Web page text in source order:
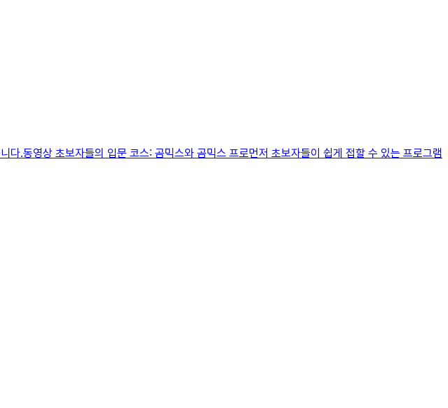
.동영상 초보자들의 입문 코스: 곰믹스와 곰믹스 프로먼저 초보자들이 쉽게 접할 수 있는 프로그램